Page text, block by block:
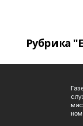
Рубрика